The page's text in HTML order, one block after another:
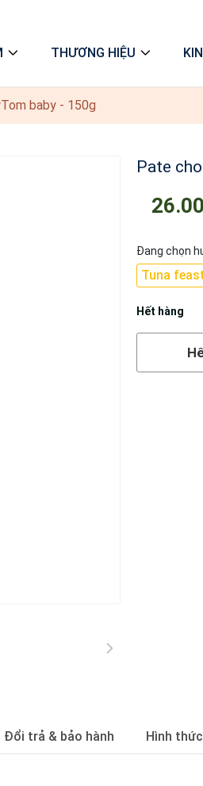
THƯƠNG HIỆU
baby - 150g
Pate
Đang chọn
Tuna
Hết hàng
Đổi trả & bảo hành Hình